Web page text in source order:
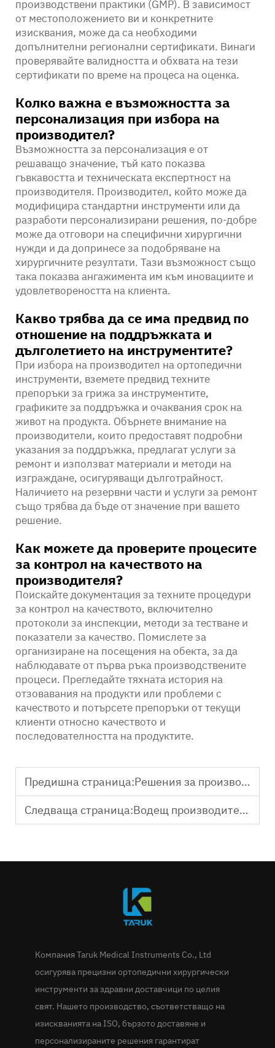
производствени практики (GMP). В зависимост
от местоположението ви и конкретните
изисквания, може да са необходими
допълнителни регионални сертификати. Винаги
проверявайте валидността и обхвата на тези
сертификати по време на процеса на оценка.
Колко важна е възможността за
персонализация при избора на
производител?
Възможността за персонализация е от
решаващо значение, тъй като показва
гъвкавостта и техническата експертност на
производителя. Производител, който може да
модифицира стандартни инструменти или да
разработи персонализирани решения, по-добре
може да отговори на специфични хирургични
нужди и да допринесе за подобряване на
хирургичните резултати. Тази възможност също
така показва ангажимента им към иновациите и
удовлетвореността на клиента.
Какво трябва да се има предвид по
отношение на поддръжката и
дълголетието на инструментите?
При избора на производител на ортопедични
инструменти, вземете предвид техните
препоръки за грижа за инструментите,
графиките за поддръжка и очаквания срок на
живот на продукта. Обърнете внимание на
производители, които предоставят подробни
указания за поддръжка, предлагат услуги за
ремонт и използват материали и методи на
изграждане, осигуряващи дълготрайност.
Наличието на резервни части и услуги за ремонт
също трябва да бъде от значение при вашето
решение.
Как можете да проверите процесите
за контрол на качеството на
производителя?
Поискайте документация за техните процедури
за контрол на качеството, включително
протоколи за инспекции, методи за тестване и
показатели за качество. Помислете за
организиране на посещения на обекта, за да
наблюдавате от първа ръка производствените
процеси. Прегледайте тяхната история на
отзовавания на продукти или проблеми с
качеството и потърсете препоръки от текущи
клиенти относно качеството и
последователността на продуктите.
Предишна страница:Решения за производство на персонализирани коленни инструменти по поръчка
Следваща страница:Водещ производител на ортопедични инструменти – стандарти за качество
Компания Taruk Medical Instruments Co., Ltd
осигурява прецизни ортопедични хирургически
инструменти за здравни доставчици по целия
свят. Нашето производство, съответстващо на
изискванията на ISO, бързото доставяне и
персонализираните решения гарантират